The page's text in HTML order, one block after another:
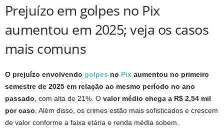
Prejuízo em golpes no Pix
aumentou em 2025; veja os casos
mais comuns
O prejuízo envolvendo golpes no Pix aumentou no primeiro
semestre de 2025 em relação ao mesmo período no ano
passado , com alta de 21%. O valor médio chega a R$ 2,54 mil
por caso . Além disso, os crimes estão mais sofisticados e crescem
de valor conforme a faixa etária e renda média sobem.